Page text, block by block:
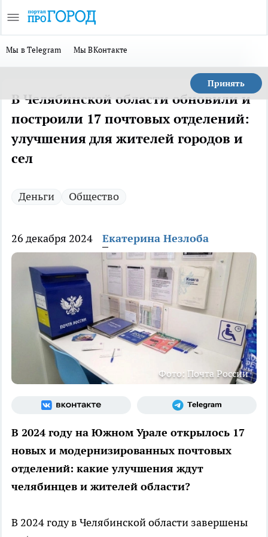
Мы в Telegram Мы ВКонтакте
Принять
В Челябинской области обновили и
построили 17 почтовых отделений:
улучшения для жителей городов и
сел
Деньги Общество
26 декабря 2024 Екатерина Незлоба
Фото: Почта России
В 2024 году на Южном Урале открылось 17
новых и модернизированных почтовых
отделений: какие улучшения ждут
челябинцев и жителей области?
В 2024 году в Челябинской области завершены